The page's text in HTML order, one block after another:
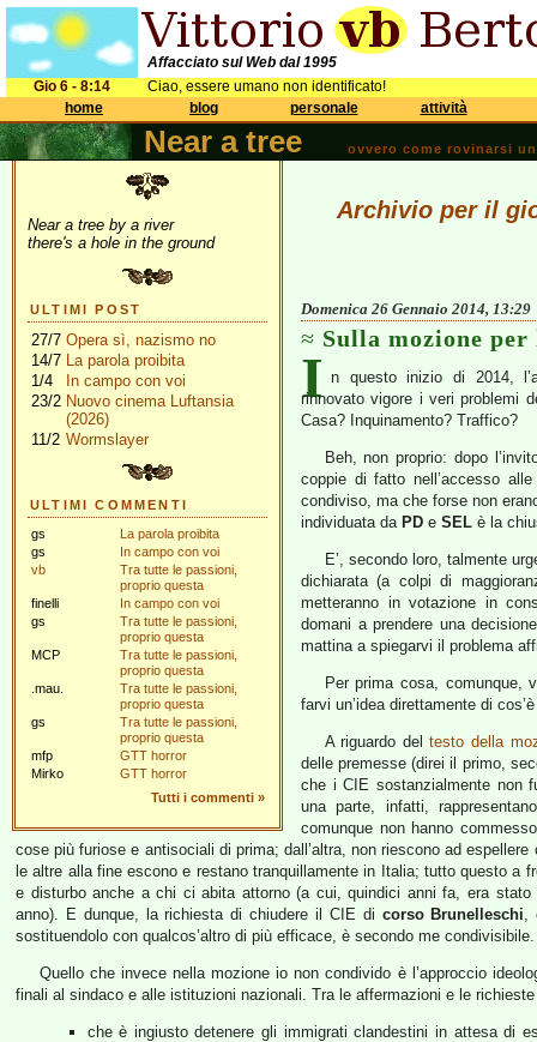
Affacciato sul Web dal 1995
Gio 6 - 8:14
Ciao, essere umano non identificato!
home
blog personale attività
Near a tree ovvero come rovinarsi
Near a tree by a river
there's a hole in the ground
ULTIMI POST
27/7 Opera sì, nazismo no
14/7 La parola proibita
1/4
In campo con voi
23/2 Nuovo cinema Luftansia
(2026)
11/2 Wormslayer
ULTIMI COMMENTI
gs
La parola proibita
gs
In campo con voi
vb
Tra tutte le passioni,
proprio questa
finelli
In campo con voi
gs
Tra tutte le passioni,
proprio questa
MCP
Tra tutte le passioni,
proprio questa
.mau.
Tra tutte le passioni,
proprio questa
gs
Tra tutte le passioni,
proprio questa
mfp
GTT horror
Mirko
GTT horror
Tutti i commenti »
Archivio per il
Domenica 26 Gennaio 2014, 13:29
Sulla mozione
I n questo inizio di 2014,
rinnovato vigore i veri problemi
Casa? Inquinamento? Traffico?
Beh, non proprio: dopo
coppie di fatto nell’accesso
condiviso, ma che forse non
individuata da PD e SEL è la
E’, secondo loro, talmente
dichiarata (a colpi di
metteranno in votazione in
domani a prendere una
mattina a spiegarvi il problema
Per prima cosa, comunque,
farvi un’idea direttamente di
A riguardo deltesto della
delle premesse (direi il primo,
che i CIE sostanzialmente non
una parte, infatti,
comunque non hanno
cose più furiose e antisociali di prima; dall’altra, non riescono ad
le altre alla fine escono e restano tranquillamente in Italia; tutto questo a
e disturbo anche a chi ci abita attorno (a cui, quindici anni fa, era
anno). E dunque, la richiesta di chiudere il CIE di corso Brunelleschi,
sostituendolo con qualcos’altro di più efficace, è secondo me condivisibile.
Quello che invece nella mozione io non condivido è l’approccio
finali al sindaco e alle istituzioni nazionali. Tra le affermazioni e le
che è ingiusto detenere gli immigrati clandestini in attesa di